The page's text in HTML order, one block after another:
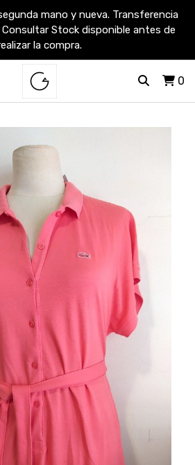
mano y nueva. Transferencia
Stock disponible antes de
la compra.
0